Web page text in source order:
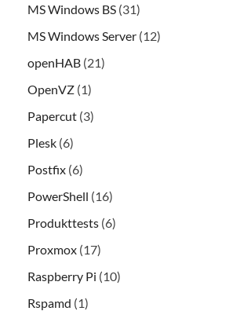
MS Windows BS (31)
MS Windows Server (12)
openHAB (21)
OpenVZ (1)
Papercut (3)
Plesk (6)
Postfix (6)
PowerShell (16)
Produkttests (6)
Proxmox (17)
Raspberry Pi (10)
Rspamd (1)